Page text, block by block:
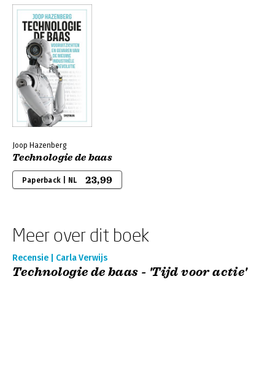
Joop Hazenberg
Technologie de baas
Paperback | NL 23,99
Meer over dit boek
Recensie | Carla Verwijs
Technologie de baas - 'Tijd voor actie'